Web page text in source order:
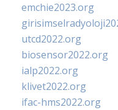
emchie2023.org
utcd2022.org
biosensor2022.org
ialp2022.org
klivet2022.org
ifac-hms2022.org